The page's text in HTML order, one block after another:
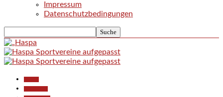
Impressum
Datenschutzbedingungen